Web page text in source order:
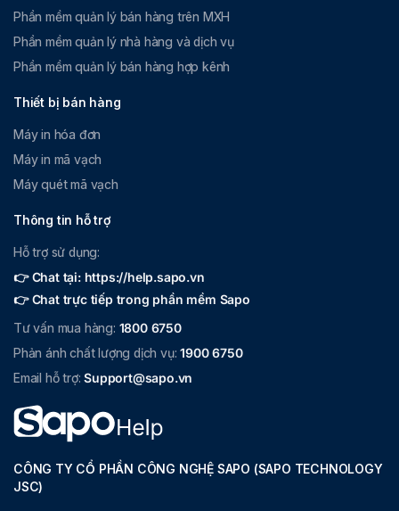
Phần mềm quản lý bán hàng trên MXH
Phần mềm quản lý nhà hàng và dịch vụ
Phần mềm quản lý bán hàng hợp kênh
Thiết bị bán hàng
Máy in hóa đơn
Máy in mã vạch
Máy quét mã vạch
Thông tin hỗ trợ
Hỗ trợ sử dụng:
👉 Chat tại: https://help.sapo.vn
👉 Chat trực tiếp trong phần mềm Sapo
Tư vấn mua hàng: 1800 6750
Phản ánh chất lượng dịch vụ:1900 6750
Email hỗ trợ:Support@sapo.vn
CÔNG TY CỔ PHẦN CÔNG NGHỆ SAPO (SAPO TECHNOLOGY
JSC)